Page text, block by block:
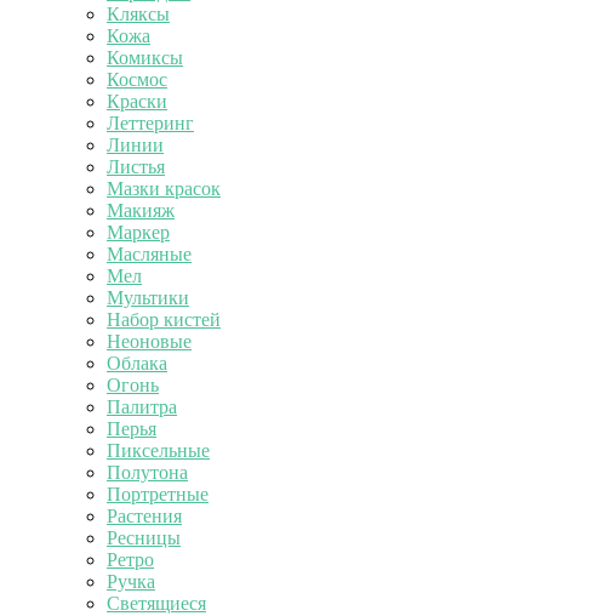
Кляксы
Кожа
Комиксы
Космос
Краски
Леттеринг
Линии
Листья
Мазки красок
Макияж
Маркер
Масляные
Мел
Мультики
Набор кистей
Неоновые
Облака
Огонь
Палитра
Перья
Пиксельные
Полутона
Портретные
Растения
Ресницы
Ретро
Ручка
Светящиеся